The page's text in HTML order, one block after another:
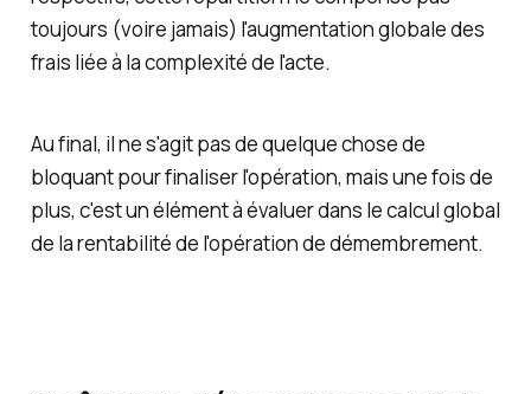
toujours (voire jamais) l'augmentation globale des
frais liée à la complexité de l'acte.
Au final, il ne s'agit pas de quelque chose de
bloquant pour finaliser l'opération, mais une fois de
plus, c'est un élément à évaluer dans le calcul global
de la rentabilité de l'opération de démembrement.